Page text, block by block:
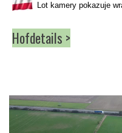
Lot kamery pokazuje
Hofdetails >